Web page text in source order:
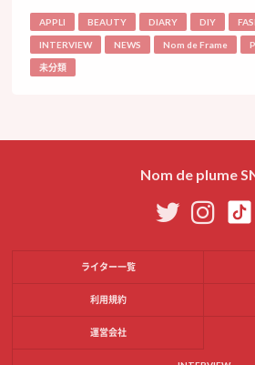
APPLI BEAUTY DIARY DIY
INTERVIEW NEWS Nom de Frame
未分類
Nom de plume
ライター一覧
利用規約
運営会社